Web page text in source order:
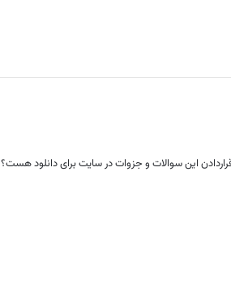
این سوالات و جزوات در سایت برای دانلود هست؟